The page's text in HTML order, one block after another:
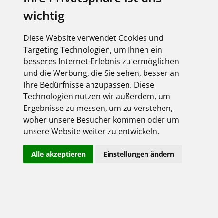
wichtig
Diese Website verwendet Cookies und
Targeting Technologien, um Ihnen ein
besseres Internet-Erlebnis zu ermöglichen
und die Werbung, die Sie sehen, besser an
Ihre Bedürfnisse anzupassen. Diese
Technologien nutzen wir außerdem, um
Ergebnisse zu messen, um zu verstehen,
woher unsere Besucher kommen oder um
unsere Website weiter zu entwickeln.
Alle akzeptieren Einstellungen ändern
Komponenten für moderne Gebäudekonzepte –
entdecken Sie ausgewählte Highlights, die
Planung, Installation und Betrieb nachhaltig
optimieren.
Wir freuen uns auf Ihren Besuch auf unserem
Messestand B71 in Halle 11.
Steuerbarkeit analoger Anlagen gemäß § 14a